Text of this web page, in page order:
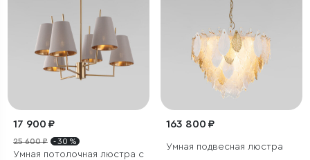
17 900 ₽
25 600 ₽ - 30 %
Умная потолочная люстра с
163 800 ₽
Умная подвесная люстра